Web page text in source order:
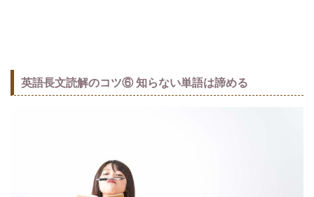
英語長文読解のコツ⑥ 知らない単語は諦める